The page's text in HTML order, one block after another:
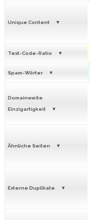
Unique Content
Text-Code-Ratio
Spam-Wörter
Domainweite
Einzigartigkeit
Ähnliche Seiten
Externe Duplikate